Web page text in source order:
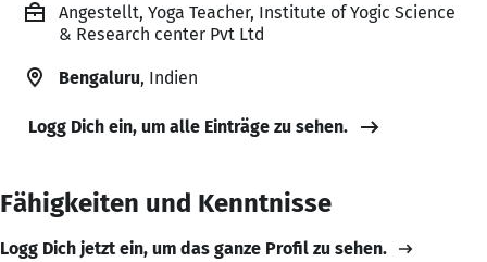
Angestellt, Yoga Teacher, Institute of Yogic Science
& Research center Pvt Ltd
Bengaluru, Indien
Logg Dich ein, um alle Einträge zu sehen.
Fähigkeiten und Kenntnisse
Logg Dich jetzt ein, um das ganze Profil zu sehen.